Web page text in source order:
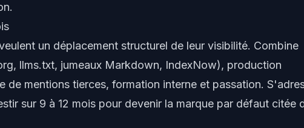
un déplacement structurel de leur visibilité. Combine
llms.txt, jumeaux Markdown, IndexNow), production
de mentions tierces, formation interne et passation.
sur 9 à 12 mois pour devenir la marque par défaut citée